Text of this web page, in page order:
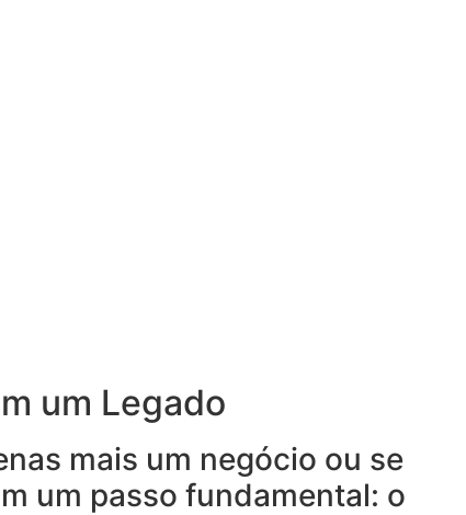
um Legado
mais um negócio ou se
um passo fundamental: o